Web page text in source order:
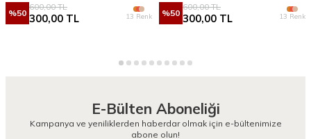
%50
600,00TL
300,00 TL 13 Renk %50
600,00TL
300,00 TL 13 Renk
E-Bülten Aboneliği
Kampanya ve yeniliklerden haberdar olmak için e-bültenimize
abone olun!